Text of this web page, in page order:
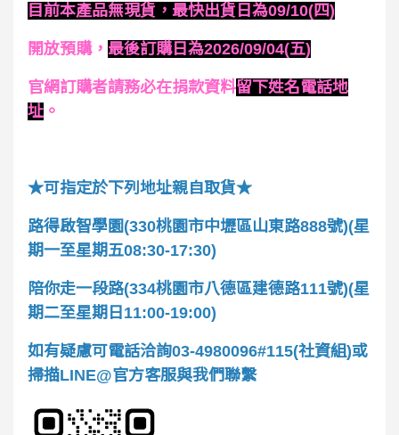
目前本產品無現貨，最快出貨日為09/10(四)
開放預購， 最後訂購日為2026/09/04(五)
官網訂購者請務必在捐款資料留下姓名電話地
址 。
★可指定於下列地址親自取貨★
路得啟智學園(330桃園市中壢區山東路888號)(星
期一至星期五08:30-17:30)
陪你走一段路(334桃園市八德區建德路111號)(星
期二至星期日11:00-19:00)
如有疑慮可電話洽詢03-4980096#115(社資組)或
掃描LINE@官方客服與我們聯繫